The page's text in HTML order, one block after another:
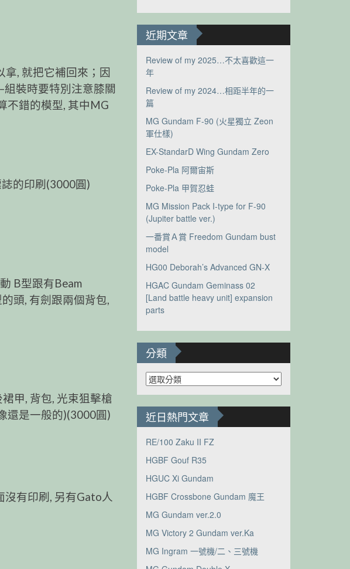
拿, 就把它補回來；因
組裝時要特別注意膝關
不錯的模型, 其中MG
的印刷(3000圓)
B型跟有Beam
頭, 有劍跟兩個背包,
甲, 背包, 光束狙擊槍
還是一般的)(3000圓)
有印刷, 另有Gato人
近期文章
Review of my 2025…不太喜歡這一
年
Review of my 2024…相距半年的一
篇
MG Gundam F-90 (火星獨立 Zeon
軍仕樣)
EX-StandarD Wing Gundam Zero
Poke-Pla 阿爾宙斯
Poke-Pla 甲賀忍蛙
MG Mission Pack I-type for F-90
(Jupiter battle ver.)
一番賞Ａ賞 Freedom Gundam bust
model
HG00 Deborah’s Advanced GN-X
HGAC Gundam Geminass 02
[Land battle heavy unit] expansion
parts
分類
分
類
近日熱門文章
RE/100 Zaku II FZ
HGBF Gouf R35
HGUC Xi Gundam
HGBF Crossbone Gundam 魔王
MG Gundam ver.2.0
MG Victory 2 Gundam ver.Ka
MG Ingram 一號機/二、三號機